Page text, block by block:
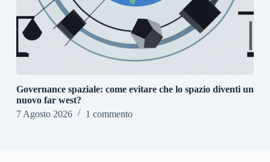
Governance spaziale: come evitare che lo spazio diventi un
nuovo far west?
7 Agosto 2026
1 commento